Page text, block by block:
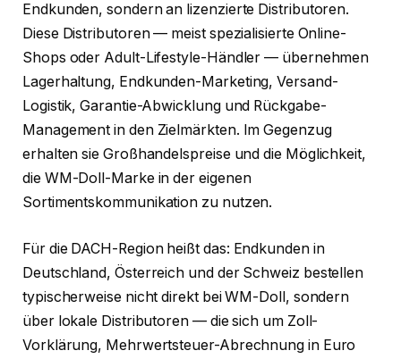
Endkunden, sondern an lizenzierte Distributoren.
Diese Distributoren — meist spezialisierte Online-
Shops oder Adult-Lifestyle-Händler — übernehmen
Lagerhaltung, Endkunden-Marketing, Versand-
Logistik, Garantie-Abwicklung und Rückgabe-
Management in den Zielmärkten. Im Gegenzug
erhalten sie Großhandelspreise und die Möglichkeit,
die WM-Doll-Marke in der eigenen
Sortimentskommunikation zu nutzen.
Für die DACH-Region heißt das: Endkunden in
Deutschland, Österreich und der Schweiz bestellen
typischerweise nicht direkt bei WM-Doll, sondern
über lokale Distributoren — die sich um Zoll-
Vorklärung, Mehrwertsteuer-Abrechnung in Euro